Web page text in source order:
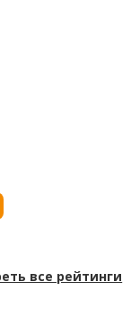
все рейтинги